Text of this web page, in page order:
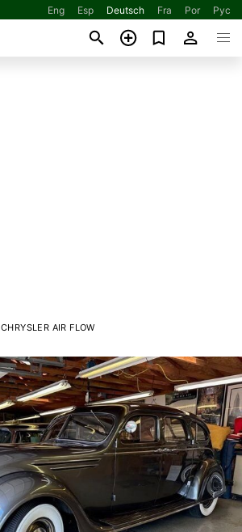
Eng Esp Deutsch Fra Por Рус
CHRYSLER AIR FLOW